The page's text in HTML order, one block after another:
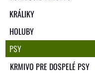
KRÁLIKY
HOLUBY
PSY
KRMIVO PRE DOSPELÉ PSY